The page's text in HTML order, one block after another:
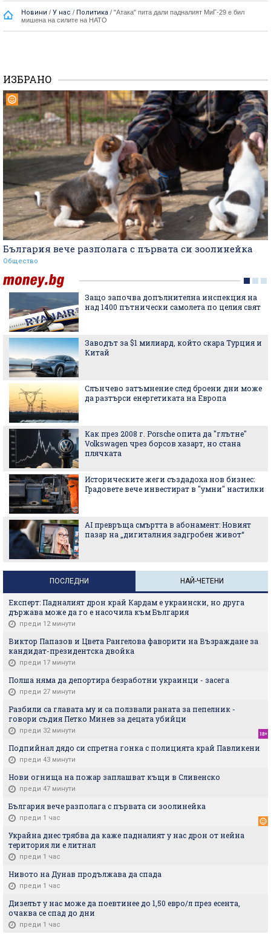
Новини / У нас / Политика / "Атака" пита дали падналият МиГ-29 е бил
мишена на силите на НАТО
ИЗБРАНО
България вече разполага с първата си зоолинейка
Общество
Защо започва допълнителна инспекция на
над 1400 пътнически самолета по целия свят
Заводът за $1 милиард, който скара Турция и
Китай
Слънчево затъмнение след броени дни може
да разтърси енергетиката на Европа
Как през 2008 г. Porsche опита да "глътне"
Volkswagen чрез борсов хазарт, но стана
плячката
Историческите жеги създадоха нов бизнес:
Градовете вече инвестират в "умни" настилки
AI превръща смъртта в абонамент: Новият
пазар на „дигиталния задгробен живот“
ПОСЛЕДНИ НАЙ-ЧЕТЕНИ
Експерт: Падналият дрон край Кардам е украински, но друга
държава може да го е насочила към България
преди 12 минути
Виктор Папазов и Цвета Рангелова фаворити на Възраждане за
кандидат-президентска двойка
преди 17 минути
Полша няма да депортира безработни украинци - засега
преди 27 минути
Разбили са главата му и са ползвали раната за пепелник -
говори съдия Петко Минев за децата убийци
преди 32 минути
Подпийнал дядо си спретна гонка с полицията край Павликени
преди 43 минути
Нови огнища на пожар заплашват къщи в Сливенско
преди 47 минути
България вече разполага с първата си зоолинейка
преди 1 час
Украйна днес трябва да каже падналият у нас дрон от нейна
територия ли е литнал
преди 1 час
Нивото на Дунав продължава да спада
преди 1 час
Дизелът у нас може да поевтинее до 1,50 евро/л през есента,
очаква се спад до дни
преди 1 час